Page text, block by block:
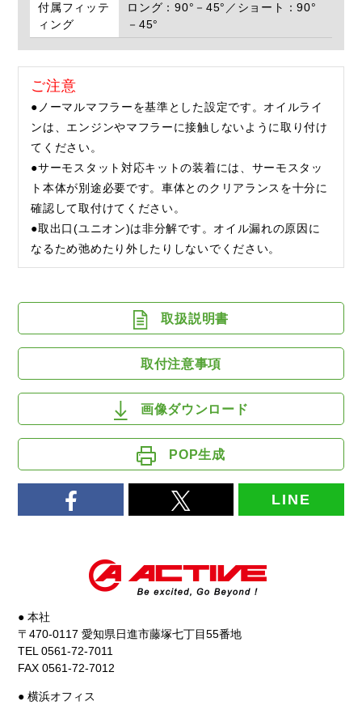
付属フィッテ
ィング
ロング：90°－45°／ショート：90°
－45°
ご注意
●ノーマルマフラーを基準とした設定です。オイルライ
ンは、エンジンやマフラーに接触しないように取り付け
てください。
●サーモスタット対応キットの装着には、サーモスタッ
ト本体が別途必要です。車体とのクリアランスを十分に
確認して取付けてください。
●取出口(ユニオン)は非分解です。オイル漏れの原因に
なるため弛めたり外したりしないでください。
取扱説明書
取付注意事項
画像ダウンロード
POP生成
LINE
● 本社
〒470-0117 愛知県日進市藤塚七丁目55番地
TEL 0561-72-7011
FAX 0561-72-7012
● 横浜オフィス